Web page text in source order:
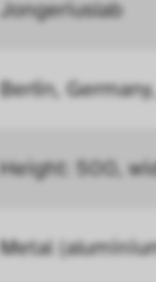
Anfrage
ihr Verhalten
Jongeriuslab
Berlin,
Height: 500,
Metal